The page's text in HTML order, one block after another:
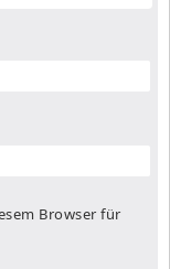
Browser für